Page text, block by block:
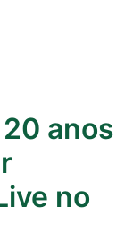
anos
no